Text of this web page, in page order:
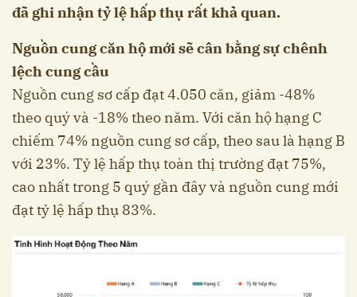
đã ghi nhận tỷ lệ hấp thụ rất khả quan.
Nguồn cung căn hộ mới sẽ cân bằng sự chênh
lệch cung cầu
Nguồn cung sơ cấp đạt 4.050 căn, giảm -48%
theo quý và -18% theo năm. Với căn hộ hạng C
chiếm 74% nguồn cung sơ cấp, theo sau là hạng B
với 23%. Tỷ lệ hấp thụ toàn thị trường đạt 75%,
cao nhất trong 5 quý gần đây và nguồn cung mới
đạt tỷ lệ hấp thụ 83%.